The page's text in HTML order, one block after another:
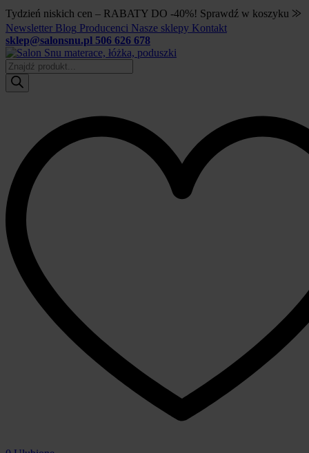
Tydzień niskich cen – RABATY DO -40%! Sprawdź w koszyku ⨠
Newsletter Blog Producenci Nasze sklepy Kontakt
sklep@salonsnu.pl 506 626 678
Wyszukiwarka
produktów